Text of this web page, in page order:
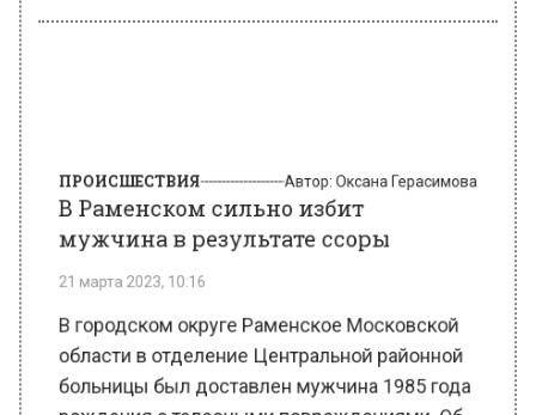
мужчина в результате ссоры
21 марта 2023, 10:16
больницы был доставлен мужчина 1985 года
рождения с телесными повреждениями. Об
этом во вторник, 21 марта, сообщает портал